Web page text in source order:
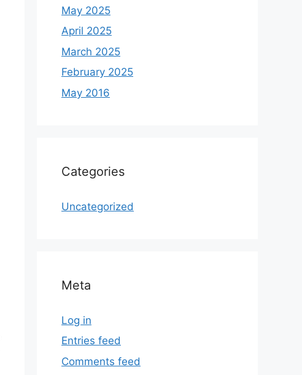
May 2025
April 2025
March 2025
February 2025
May 2016
Categories
Uncategorized
Meta
Log in
Entries feed
Comments feed